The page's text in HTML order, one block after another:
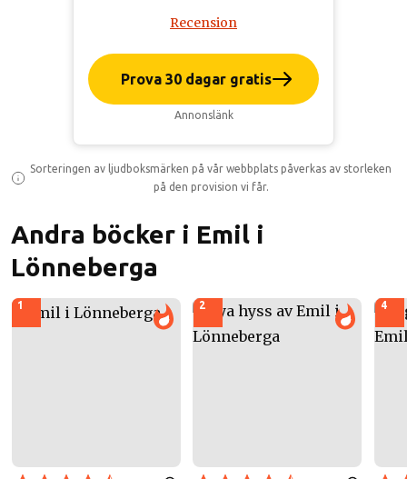
Recension
Prova 30 dagar gratis
Annonslänk
Sorteringen av ljudboksmärken på vår webbplats påverkas av storleken
på den provision vi får.
Andra böcker i Emil i
Lönneberga
1 2 4